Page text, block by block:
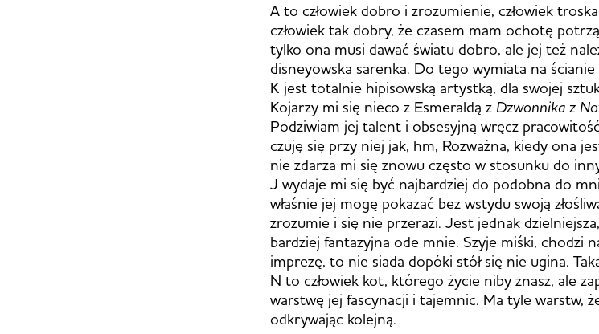
A to człowiek dobro i zrozumienie, człowiek
człowiek tak dobry, że czasem mam ochotę
tylko ona musi dawać światu dobro, ale jej też
disneyowska sarenka. Do tego wymiata na ścianie
K jest totalnie hipisowską artystką, dla swojej
Kojarzy mi się nieco z Esmeraldą z Dzwonnika z
Podziwiam jej talent i obsesyjną wręcz
czuję się przy niej jak, hm, Rozważna, kiedy ona
nie zdarza mi się znowu często w stosunku do
J wydaje mi się być najbardziej do podobna do
właśnie jej mogę pokazać bez wstydu swoją
zrozumie i się nie przerazi. Jest jednak
bardziej fantazyjna ode mnie. Szyje miśki, chodzi
imprezę, to nie siada dopóki stół się nie ugina.
N to człowiek kot, którego życie niby znasz, ale
warstwę jej fascynacji i tajemnic. Ma tyle warstw,
odkrywając kolejną.